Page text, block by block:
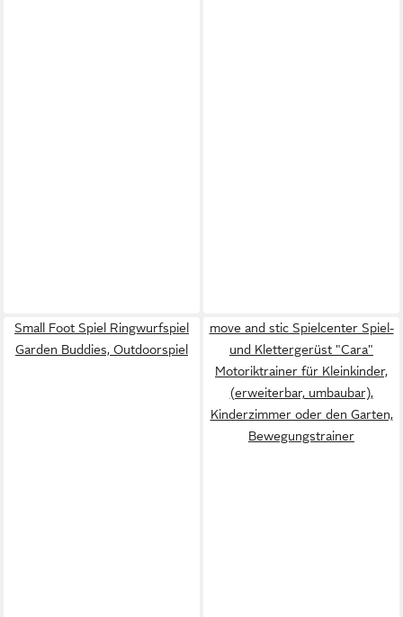
Small Foot Spiel Ringwurfspiel
Garden Buddies, Outdoorspiel
move and stic Spielcenter Spiel-
und Klettergerüst "Cara"
Motoriktrainer für Kleinkinder,
(erweiterbar, umbaubar),
Kinderzimmer oder den Garten,
Bewegungstrainer